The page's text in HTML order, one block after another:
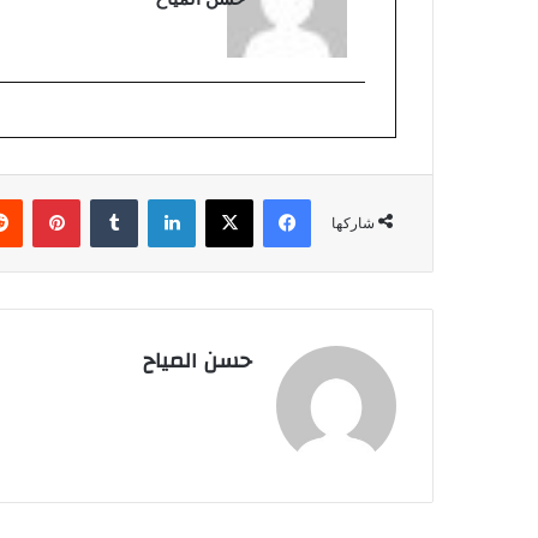
شاركها
فيسبوك ‫X لينكدإن
حسن المياح